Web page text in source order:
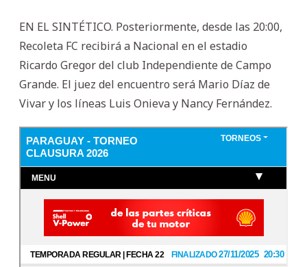
EN EL SINTÉTICO. Posteriormente, desde las 20:00,
Recoleta FC recibirá a Nacional en el estadio
Ricardo Gregor del club Independiente de Campo
Grande. El juez del encuentro será Mario Díaz de
Vivar y los líneas Luis Onieva y Nancy Fernández.